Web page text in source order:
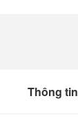
Thông tin